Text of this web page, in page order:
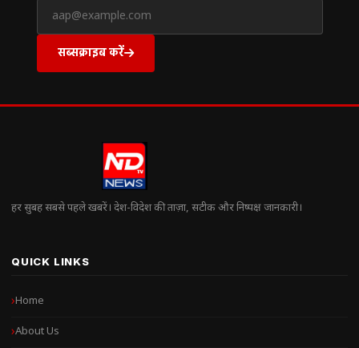
सब्सक्राइब करें
हर सुबह सबसे पहले खबरें। देश-विदेश की ताज़ा, सटीक और निष्पक्ष जानकारी।
QUICK LINKS
Home
About Us